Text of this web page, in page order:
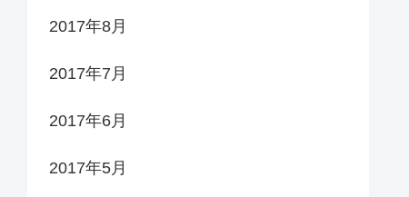
2017年8月
2017年7月
2017年6月
2017年5月